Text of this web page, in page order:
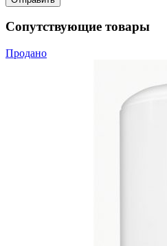
Сопутствующие товары
Продано